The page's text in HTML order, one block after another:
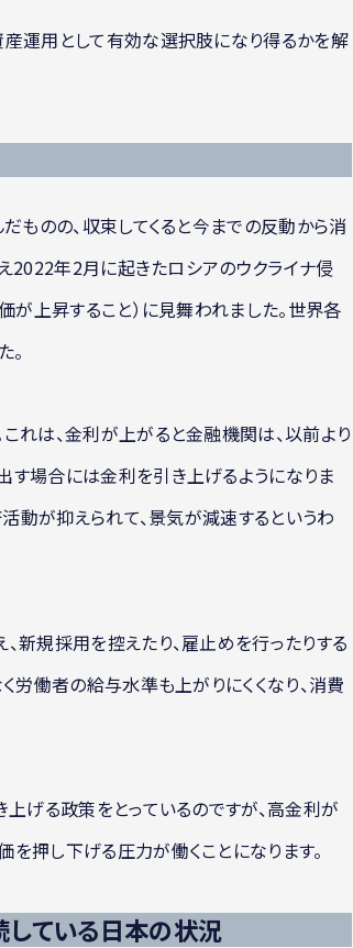
運用として有効な選択肢になり得るかを解
のの、収束してくると今までの反動から消
2022年2月に起きたロシアのウクライナ侵
が上昇すること）に見舞われました。世界各
。
これは、金利が上がると金融機関は、以前より
場合には金利を引き上げるようになりま
活動が抑えられて、景気が減速するというわ
新規採用を控えたり、雇止めを行ったりする
労働者の給与水準も上がりにくくなり、消費
げる政策をとっているのですが、高金利が
押し下げる圧力が働くことになります。
している日本の状況